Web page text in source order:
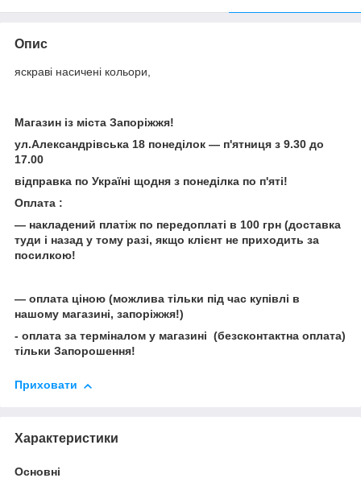
Опис
яскраві насичені кольори,
Магазин із міста Запоріжжя!
ул.Александрівська 18 понеділок — п'ятниця з 9.30 до
17.00
відправка по Україні щодня з понеділка по п'яті!
Оплата :
— накладений платіж по передоплаті в 100 грн (доставка
туди і назад у тому разі, якщо клієнт не приходить за
посилкою!
— оплата ціною (можлива тільки під час купівлі в
нашому магазині, запоріжжя!)
- оплата за терміналом у магазині (безсконтактна оплата)
тільки Запорошення!
Приховати
Характеристики
Основні